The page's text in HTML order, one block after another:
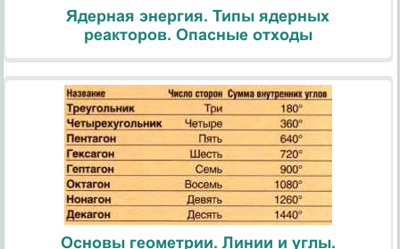
Ядерная энергия. Типы ядерных
реакторов. Опасные отходы
Основы геометрии. Линии и углы.